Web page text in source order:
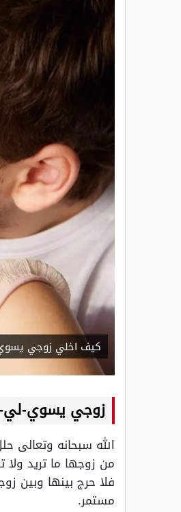
كيف اخلي زوجي
زوجي يسوي-لي-
الله سبحانه وتعالى
من زوجها ما تريد
فلا حرج بينها وبين
مستمر.